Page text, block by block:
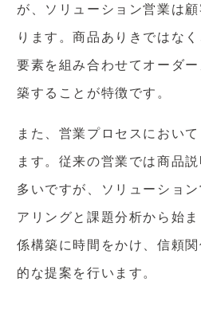
が、ソリューション営業は
ります。商品ありきではな
要素を組み合わせてオーダ
築することが特徴です。
また、営業プロセスにおい
ます。従来の営業では商品
多いですが、ソリューショ
アリングと課題分析から始
係構築に時間をかけ、信頼
的な提案を行います。